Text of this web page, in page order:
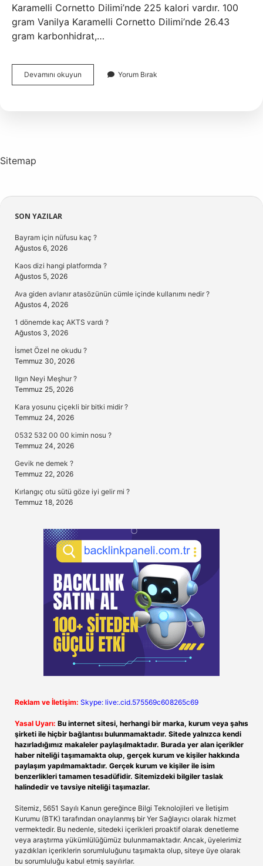
Karamelli Cornetto Dilimi’nde 225 kalori vardır. 100
gram Vanilya Karamelli Cornetto Dilimi’nde 26.43
gram karbonhidrat,…
Devamını okuyun
Karamelli
Yorum Bırak
Sitemap
Sidebar
SON YAZILAR
Bayram için nüfusu kaç ?
Ağustos 6, 2026
Kaos dizi hangi platformda ?
Ağustos 5, 2026
Ava giden avlanır atasözünün cümle içinde kullanımı nedir ?
Ağustos 4, 2026
1 dönemde kaç AKTS vardı ?
Ağustos 3, 2026
İsmet Özel ne okudu ?
Temmuz 30, 2026
Ilgın Neyi Meşhur ?
Temmuz 25, 2026
Kara yosunu çiçekli bir bitki midir ?
Temmuz 24, 2026
0532 532 00 00 kimin nosu ?
Temmuz 24, 2026
Gevik ne demek ?
Temmuz 22, 2026
Kırlangıç otu sütü göze iyi gelir mi ?
Temmuz 18, 2026
Reklam ve İletişim: Skype: live:.cid.575569c608265c69
Yasal Uyarı: Bu internet sitesi, herhangi bir marka, kurum veya şahıs
şirketi ile hiçbir bağlantısı bulunmamaktadır. Sitede yalnızca kendi
hazırladığımız makaleler paylaşılmaktadır. Burada yer alan içerikler
haber niteliği taşımamakta olup, gerçek kurum ve kişiler hakkında
paylaşım yapılmamaktadır. Gerçek kurum ve kişiler ile isim
benzerlikleri tamamen tesadüfidir. Sitemizdeki bilgiler taslak
halindedir ve tavsiye niteliği taşımazlar.
Sitemiz, 5651 Sayılı Kanun gereğince Bilgi Teknolojileri ve İletişim
Kurumu (BTK) tarafından onaylanmış bir Yer Sağlayıcı olarak hizmet
vermektedir. Bu nedenle, sitedeki içerikleri proaktif olarak denetleme
veya araştırma yükümlülüğümüz bulunmamaktadır. Ancak, üyelerimiz
yazdıkları içeriklerin sorumluluğunu taşımakta olup, siteye üye olarak
bu sorumluluğu kabul etmiş sayılırlar.